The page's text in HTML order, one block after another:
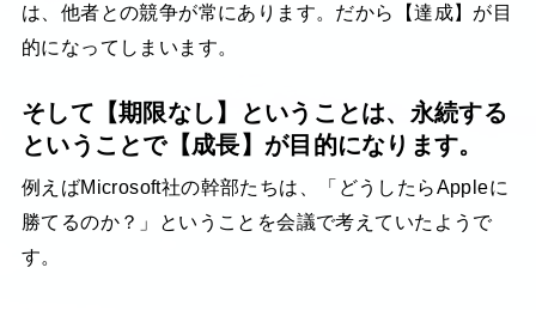
は、他者との競争が常にあります。だから【達成】が目
的になってしまいます。
そして【期限なし】ということは、永続する
ということで【成長】が目的になります。
例えばMicrosoft社の幹部たちは、「どうしたらAppleに
勝てるのか？」ということを会議で考えていたようで
す。